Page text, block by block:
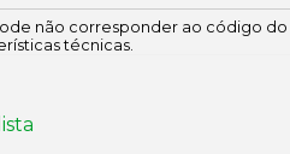
não corresponder ao código
técnicas.